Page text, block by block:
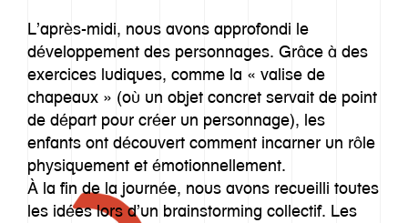
L’après-midi, nous avons approfondi le
développement des personnages. Grâce à des
exercices ludiques, comme la « valise de
chapeaux » (où un objet concret servait de point
de départ pour créer un personnage), les
enfants ont découvert comment incarner un rôle
physiquement et émotionnellement.
À la fin de la journée, nous avons recueilli toutes
les idées lors d’un brainstorming collectif. Les